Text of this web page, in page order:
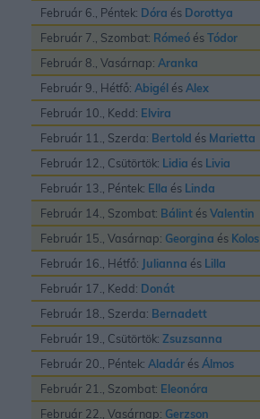
Február 6., Péntek: Dóra és Dorottya
Február 7., Szombat: Rómeó ésTódor
Február 8., Vasárnap: Aranka
Február 9., Hétfő: Abigél ésAlex
Február 10., Kedd: Elvira
Február 11., Szerda: Bertold és Marietta
Február 12., Csütörtök: Lidia és Livia
Február 13., Péntek: Ella és Linda
Február 14., Szombat: Bálint ésValentin
Február 15., Vasárnap: Georgina és Kolos
Február 16., Hétfő: Julianna és Lilla
Február 17., Kedd: Donát
Február 18., Szerda: Bernadett
Február 19., Csütörtök: Zsuzsanna
Február 20., Péntek: Aladár ésÁlmos
Február 21., Szombat: Eleonóra
Február 22., Vasárnap: Gerzson